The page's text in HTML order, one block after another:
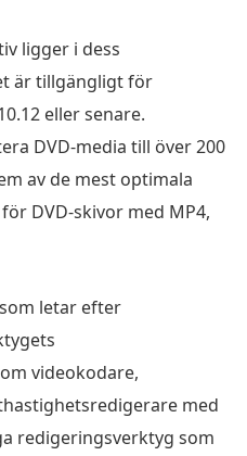
ligger i dess
är tillgängligt för
eller senare.
DVD-media till över 200
av de mest optimala
DVD-skivor med MP4,
letar efter
videokodare,
med
redigeringsverktyg som